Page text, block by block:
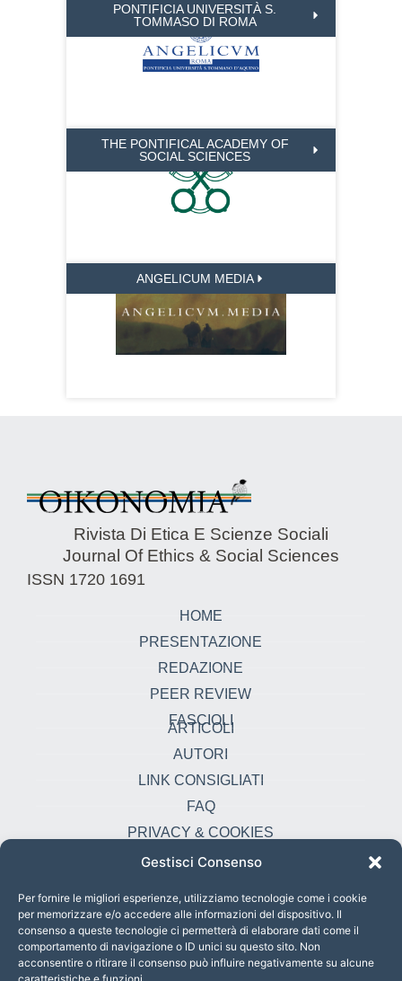
Gestisci Consenso
Per fornire le migliori esperienze, utilizziamo tecnologie come i cookie
per memorizzare e/o accedere alle informazioni del dispositivo. Il
consenso a queste tecnologie ci permetterà di elaborare dati come il
comportamento di navigazione o ID unici su questo sito. Non
acconsentire o ritirare il consenso può influire negativamente su alcune
PONTIFICIA UNIVERSITÀ S.
TOMMASO DI ROMA
THE PONTIFICAL ACADEMY OF
SOCIAL SCIENCES
ANGELICUM MEDIA
Rivista Di Etica E Scienze Sociali
Journal Of Ethics & Social Sciences
ISSN 1720 1691
HOME
PRESENTAZIONE
REDAZIONE
PEER REVIEW
FASCIOLI
ARTICOLI
AUTORI
LINK CONSIGLIATI
FAQ
PRIVACY & COOKIES
oikonomia@pust.it
+39 06 67 02 338
Largo Angelicum 1, 00184 Roma, Italia